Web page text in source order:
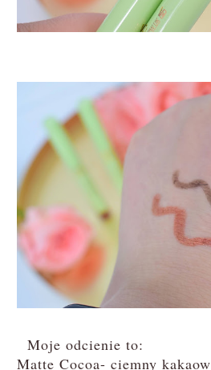
Moje odcienie to:
Matte Cocoa- ciemny